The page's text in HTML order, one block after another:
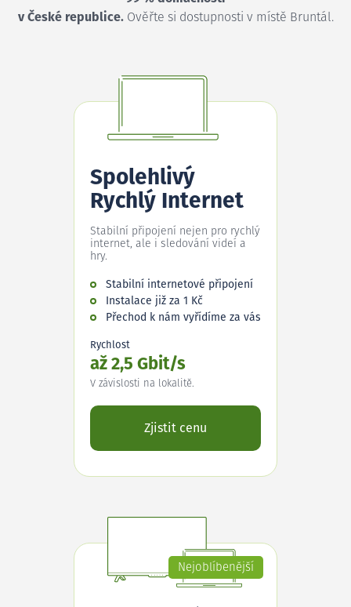
v České republice.Ověřte si dostupnosti v místě Bruntál.
Spolehlivý
Rychlý Internet
Stabilní připojení nejen pro rychlý
internet, ale i sledování videí a
hry.
Stabilní internetové připojení
Instalace již za 1 Kč
Přechod k nám vyřídíme za vás
Rychlost
až 2,5 Gbit/s
V závislosti na lokalitě.
Zjistit cenu
Nejoblíbenější